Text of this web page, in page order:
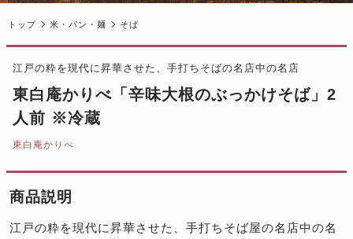
トップ 米・パン・麺 そば
江戸の粋を現代に昇華させた、手打ちそばの名店中の名店
東白庵かりべ「辛味大根のぶっかけそば」2
人前 ※冷蔵
東白庵かりべ
商品説明
江戸の粋を現代に昇華させた、手打ちそば屋の名店中の名